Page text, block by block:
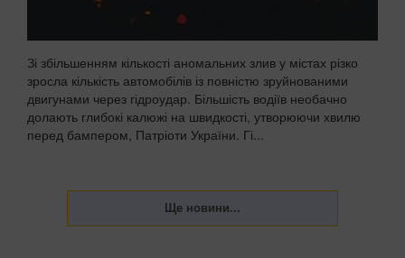
Зі збільшенням кількості аномальних злив у містах різко
зросла кількість автомобілів із повністю зруйнованими
двигунами через гідроудар. Більшість водіїв необачно
долають глибокі калюжі на швидкості, утворюючи хвилю
перед бампером, Патріоти України. Гі...